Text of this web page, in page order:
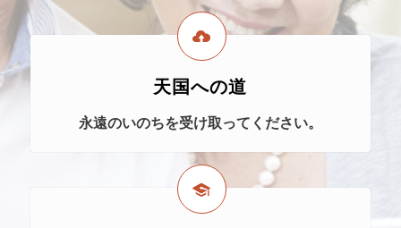
天国への道
永遠のいのちを受け取ってください。